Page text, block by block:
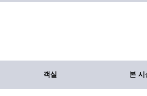
객실 본 시